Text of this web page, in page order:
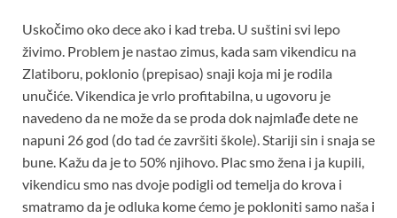
Uskočimo oko dece ako i kad treba. U suštini svi lepo
živimo. Problem je nastao zimus, kada sam vikendicu na
Zlatiboru, poklonio (prepisao) snaji koja mi je rodila
unučiće. Vikendica je vrlo profitabilna, u ugovoru je
navedeno da ne može da se proda dok najmlađe dete ne
napuni 26 god (do tad će završiti škole). Stariji sin i snaja se
bune. Kažu da je to 50% njihovo. Plac smo žena i ja kupili,
vikendicu smo nas dvoje podigli od temelja do krova i
smatramo da je odluka kome ćemo je pokloniti samo naša i